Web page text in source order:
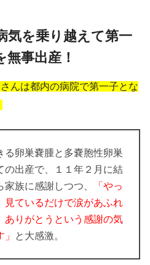
気を乗り越えて第一
事出産！
んは都内の病院で第一子とな
る卵巣嚢腫と多嚢胞性卵巣
の出産で、１１年２月に結
族に感謝しつつ、
「やっ
見ているだけで涙があふれ
ありがとうという感謝の気
と大感激。